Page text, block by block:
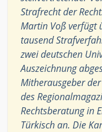
Strafrecht der
Martin Voß verfügt
tausend
zwei deutschen
Auszeichnung
Mitherausgeber
des
Rechtsberatung in
Türkisch an. Die